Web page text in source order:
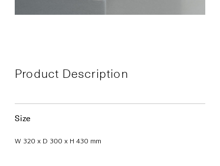
Product Description
Size
W 320 x D 300 x H 430 mm